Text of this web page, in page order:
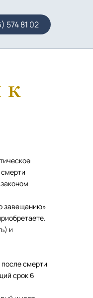
574 81 02
к
завещанию»
и
смерти
срок 6